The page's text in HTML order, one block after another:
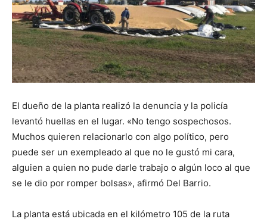
El dueño de la planta realizó la denuncia y la policía
levantó huellas en el lugar. «No tengo sospechosos.
Muchos quieren relacionarlo con algo político, pero
puede ser un exempleado al que no le gustó mi cara,
alguien a quien no pude darle trabajo o algún loco al que
se le dio por romper bolsas», afirmó Del Barrio.
La planta está ubicada en el kilómetro 105 de la ruta